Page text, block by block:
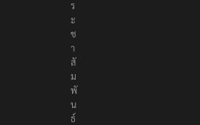
ป
ร
ะ
ช
า
สั
ม
พั
น